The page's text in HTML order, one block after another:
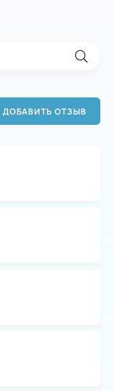
ДОБАВИТЬ ОТЗЫВ